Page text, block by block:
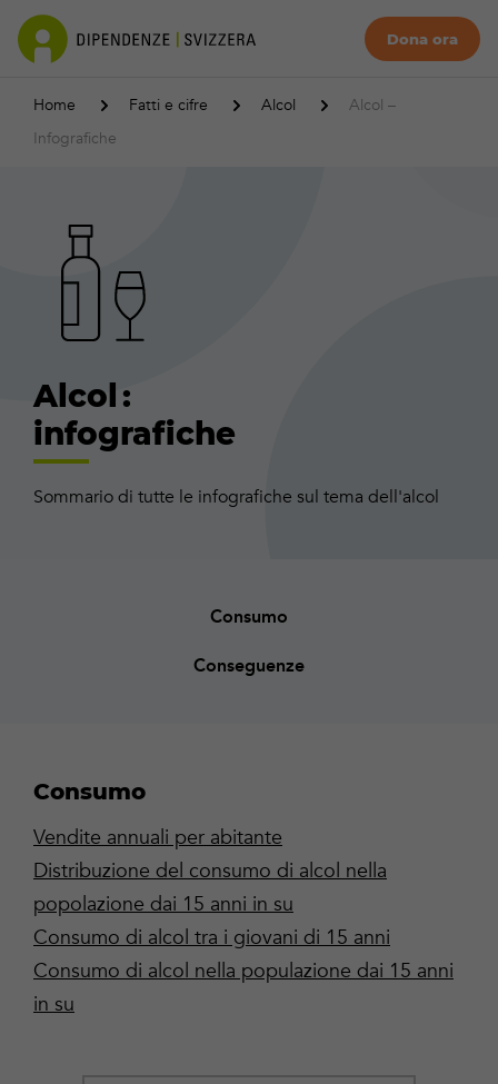
Dona ora
Home Fatti e cifre Alcol
Alcol –
Infografiche
Alcol :
infografiche
Sommario di tutte le infografiche sul tema dell'alcol
Consumo
Conseguenze
Consumo
Vendite annuali per abitante
Distribuzione del consumo di alcol nella
popolazione dai 15 anni in su
Consumo di alcol tra i giovani di 15 anni
Consumo di alcol nella populazione dai 15 anni
in su